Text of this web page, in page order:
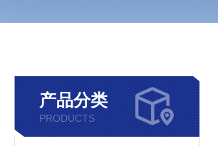
产品分类
PRODUCTS